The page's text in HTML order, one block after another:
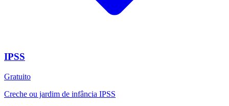
IPSS
Gratuito
Creche ou jardim de infância IPSS